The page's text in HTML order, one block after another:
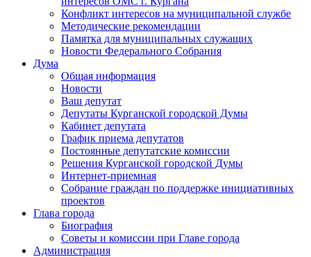
Конфликт интересов на муниципальной службе
Методические рекомендации
Памятка для муниципальных служащих
Новости Федерального Cобрания
Дума
Общая информация
Новости
Ваш депутат
Депутаты Курганской городской Думы
Кабинет депутата
График приема депутатов
Постоянные депутатские комиссии
Решения Курганской городской Думы
Интернет-приемная
Собрание граждан по поддержке инициативных
проектов
Глава города
Биография
Советы и комиссии при Главе города
Администрация